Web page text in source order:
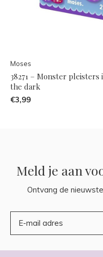
Moses
38271 – Monster
the dark
€3,99
Meld je aan
Ontvang de